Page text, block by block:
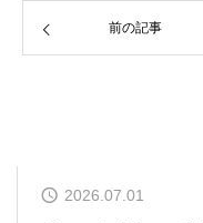
前の記事
2026.07.01